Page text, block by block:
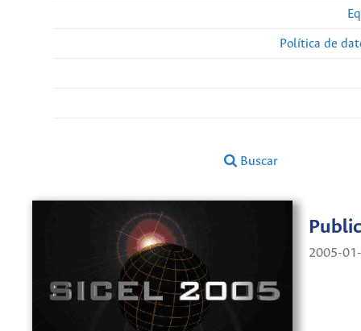
Política de
Buscar
2005-